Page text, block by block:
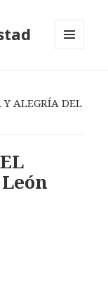
Y ALEGRÍA DEL